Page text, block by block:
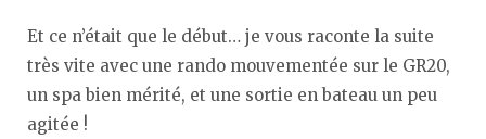
Et ce n’était que le début… je vous raconte la suite
très vite avec une rando mouvementée sur le GR20,
un spa bien mérité, et une sortie en bateau un peu
agitée !